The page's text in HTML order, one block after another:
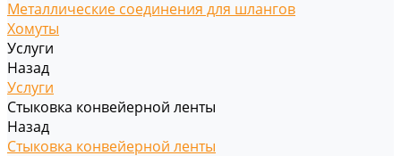
Металлические соединения для шлангов
Хомуты
Услуги
Назад
Услуги
Стыковка конвейерной ленты
Назад
Стыковка конвейерной ленты